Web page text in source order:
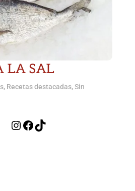
LA SAL
, Recetas destacadas,Sin
Instagram
Facebook
TikTok